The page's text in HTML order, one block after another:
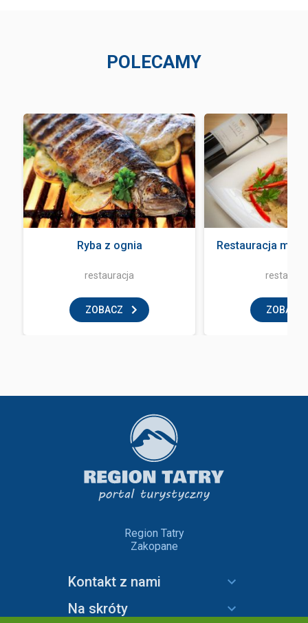
POLECAMY
Ryba z ognia
restauracja
ZOBACZ
Restauracja
ZOBACZ
Region Tatry
Zakopane
Kontakt z nami
Na skróty